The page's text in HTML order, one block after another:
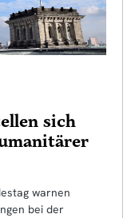
sich
warnen
bei der